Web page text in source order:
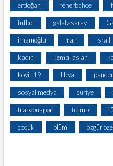
erdoğan fenerbahce
futbol galatasaray
imamoğlu iran israil
kadın kemal aslan
kovit-19 libya
sosyal medya suriye
trabzonspor trump
çocuk ölüm özgür